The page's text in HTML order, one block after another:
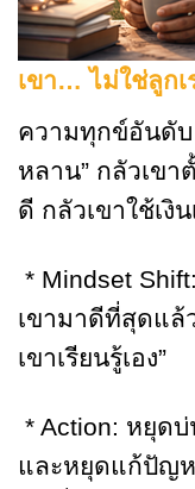
เขา… ไม่ใช่ลูกเ
ความทุกข์อันดับ
หลาน” กลัวเขา
ดี กลัวเขาใช้เงิ
* Mindset
เขามาดีที่สุดแล้
เขาเรียนรู้เอง”
* Action: หยุด
และหยุดแก้ปัญ